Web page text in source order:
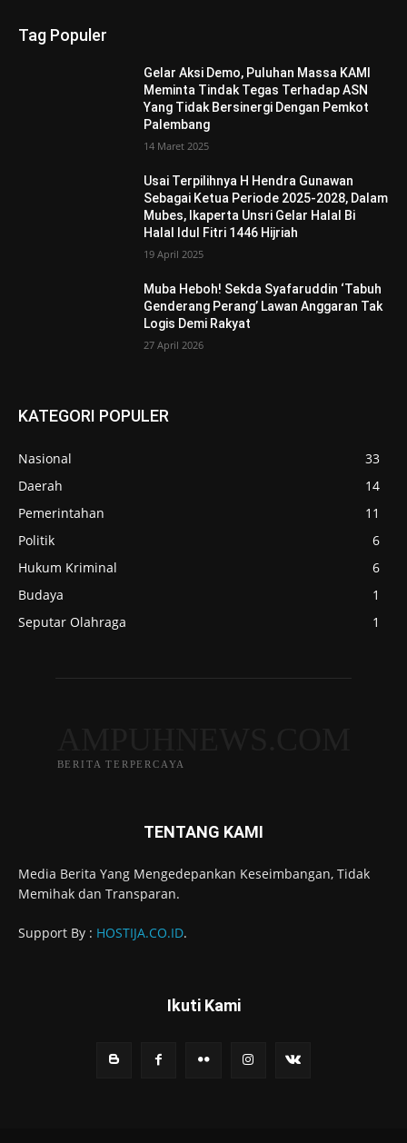
Tag Populer
Gelar Aksi Demo, Puluhan Massa KAMI
Meminta Tindak Tegas Terhadap ASN
Yang Tidak Bersinergi Dengan Pemkot
Palembang
14 Maret 2025
Usai Terpilihnya H Hendra Gunawan
Sebagai Ketua Periode 2025-2028, Dalam
Mubes, Ikaperta Unsri Gelar Halal Bi
Halal Idul Fitri 1446 Hijriah
19 April 2025
Muba Heboh! Sekda Syafaruddin ‘Tabuh
Genderang Perang’ Lawan Anggaran Tak
Logis Demi Rakyat
27 April 2026
KATEGORI POPULER
Nasional
33
Daerah
14
Pemerintahan
11
Politik
6
Hukum Kriminal
6
Budaya
1
Seputar Olahraga
1
BERITA TERPERCAYA
TENTANG KAMI
Media Berita Yang Mengedepankan Keseimbangan, Tidak
Memihak dan Transparan.
Support By : HOSTIJA.CO.ID.
Ikuti Kami